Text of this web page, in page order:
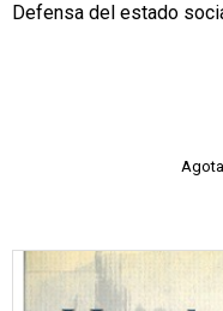
Defensa del estado